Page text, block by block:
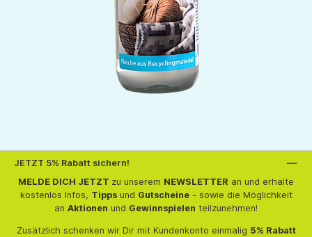
JETZT 5% Rabatt sichern!
MELDE DICH JETZT zu unserem NEWSLETTER an und erhalte
kostenlos Infos, Tippsund Gutscheine- sowie die Möglichkeit
an Aktionen und Gewinnspielen teilzunehmen!
Zusätzlich schenken wir Dir mit Kundenkonto einmalig 5% Rabatt